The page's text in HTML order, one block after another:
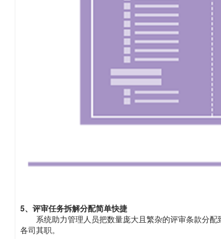
5、评审任务拆解分配简单快捷
系统助力管理人员把数量庞大且繁杂的评审条款分
各司其职。